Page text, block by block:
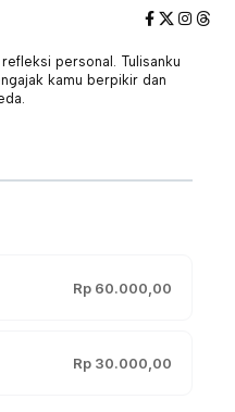
personal. Tulisanku
kamu berpikir dan
Rp 60.000,00
Rp 30.000,00